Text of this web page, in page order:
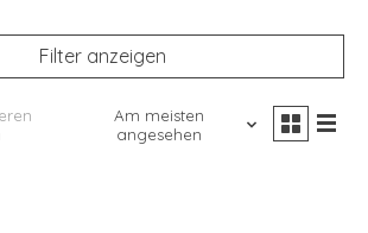
Filter anzeigen
Am meisten
angesehen